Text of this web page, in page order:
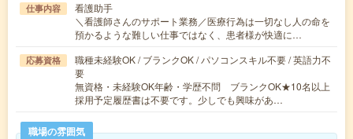
仕事内容
看護助手
＼看護師さんのサポート業務／医療行為は一切なし人の命を
預かるような難しい仕事ではなく、患者様が快適に…
応募資格
職種未経験OK / ブランクOK / パソコンスキル不要 / 英語力不
要
無資格・未経験OK年齢・学歴不問 ブランクOK★10名以上
採用予定履歴書は不要です。少しでも興味があ…
職場の雰囲気